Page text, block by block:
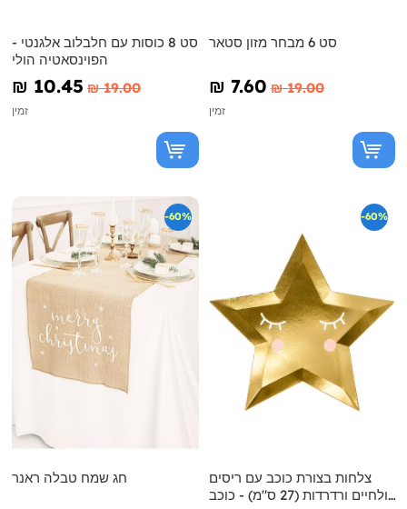
סט 8 כוסות עם חלבלוב אלגנטי -
הפוינסאטיה הולי
₪‎ 10.45 ₪‎ 19.00
זמין
סט 6 מבחר מזון סטאר
₪‎ 7.60 ₪‎ 19.00
זמין
-60%
חג שמח טבלה ראנר
-60%
צלחות בצורת כוכב עם ריסים
ולחיים ורדרדות (27 ס"מ) - כוכב